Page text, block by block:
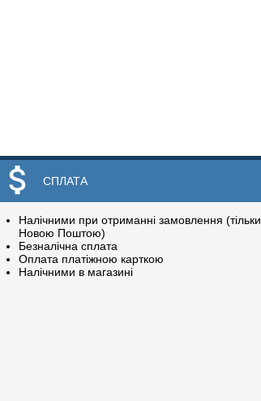
СПЛАТА
Налічними при отриманні замовлення (тільки
Новою Поштою)
Безналічна сплата
Оплата платіжною карткою
Налічними в магазині